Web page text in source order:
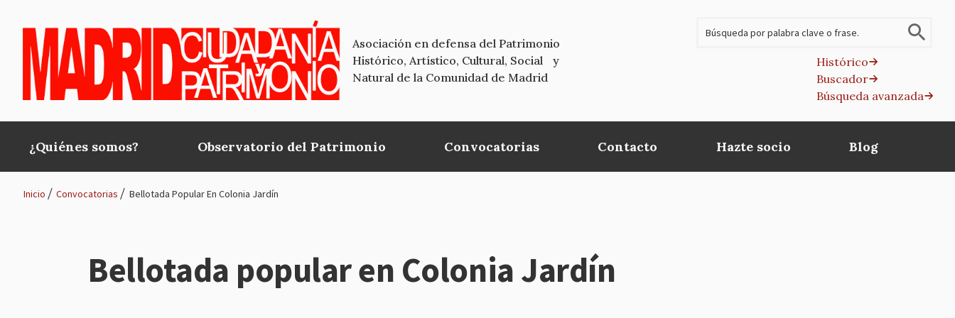
Asociación en defensa del Patrimonio
Histórico, Artístico, Cultural, Social y
Natural de la Comunidad de Madrid
Histórico
Buscador
Búsqueda avanzada
Main
navigation
¿Quiénes somos? Observatorio del Patrimonio Convocatorias Contacto Hazte socio Blog
Inicio Convocatorias Bellotada Popular En Colonia Jardín
Bellotada popular en Colonia Jardín